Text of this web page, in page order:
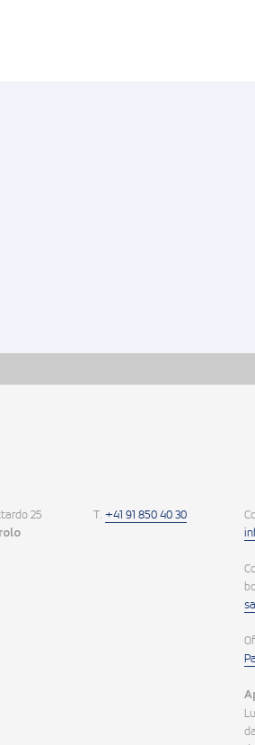
25
T. +41 91 850 40 30